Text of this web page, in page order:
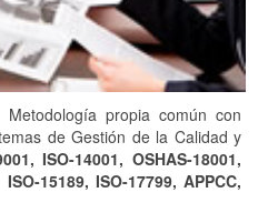
propia común con
de Gestión de la Calidad y
ISO-14001, OSHAS-18001,
15189, ISO-17799, APPCC,